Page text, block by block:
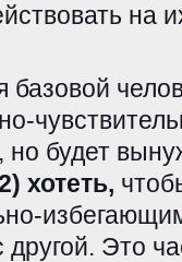
на
базовой
но будет
хотеть,
Это